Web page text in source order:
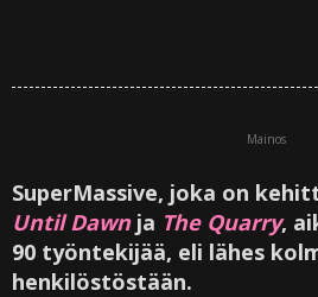
Mainos
SuperMassive, joka on
Until Dawnja The Quarry,
90 työntekijää, eli lähes
henkilöstöstään.